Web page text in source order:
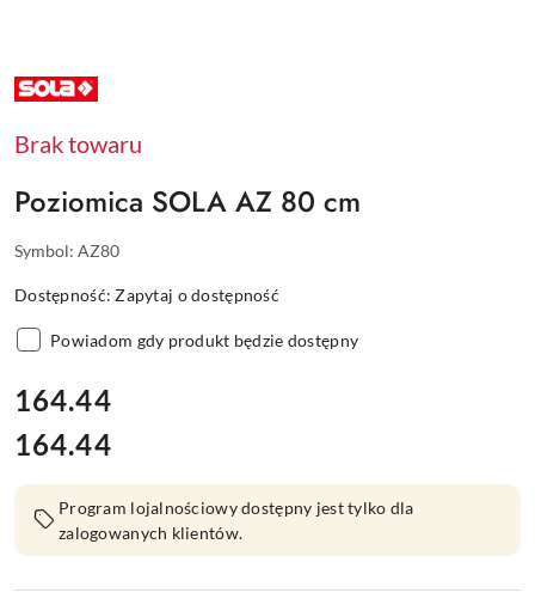
NAZWA
PRODUCENTA:
Brak towaru
Poziomica SOLA AZ 80 cm
Symbol: AZ80
Dostępność:Zapytaj o dostępność
Powiadom gdy produkt będzie dostępny
cena:
164.44
Cena:
164.44
Program lojalnościowy dostępny jest tylko dla
zalogowanych klientów.